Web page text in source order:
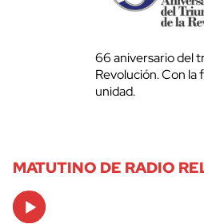
66 aniversario del
Revolución. Con la
unidad.
MATUTINO DE RADIO
Audio
Player